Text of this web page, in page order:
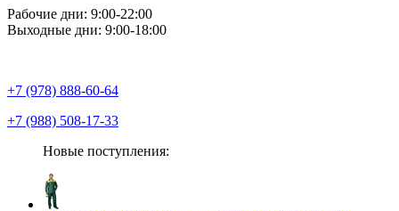
Рабочие дни: 9:00-22:00
Выходные дни: 9:00-18:00
+7 (978) 888-60-64
+7 (988) 508-17-33
Новые поступления: